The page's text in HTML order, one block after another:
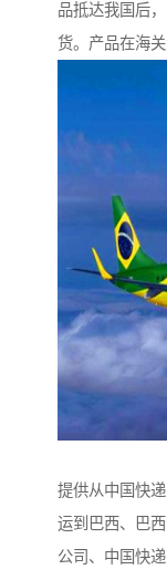
品抵达我国后
货。产品在海
提供从中国快
运到巴西、巴
公司、中国快